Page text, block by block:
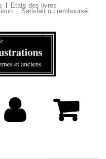
Etats des livres
Satisfait ou remboursé